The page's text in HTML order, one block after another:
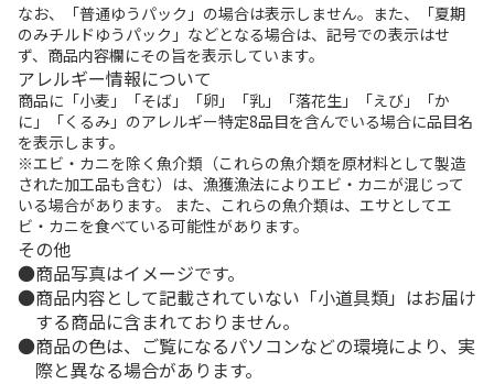
なお、「普通ゆうパック」の場合は表示しません。また、「夏期
のみチルドゆうパック」などとなる場合は、記号での表示はせ
ず、商品内容欄にその旨を表示しています。
アレルギー情報について
商品に「小麦」「そば」「卵」「乳」「落花生」「えび」「か
に」「くるみ」のアレルギー特定8品目を含んでいる場合に品目名
を表示します。
※エビ・カニを除く魚介類（これらの魚介類を原材料として製造
された加工品も含む）は、漁獲漁法によりエビ・カニが混じって
いる場合があります。 また、これらの魚介類は、エサとしてエ
ビ・カニを食べている可能性があります。
その他
商品写真はイメージです。
商品内容として記載されていない「小道具類」はお届け
する商品に含まれておりません。
商品の色は、ご覧になるパソコンなどの環境により、実
際と異なる場合があります。